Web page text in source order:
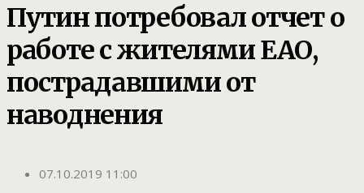
Путин потребовал отчет о
работе с жителями ЕАО,
пострадавшими от
наводнения
07.10.2019 11:00